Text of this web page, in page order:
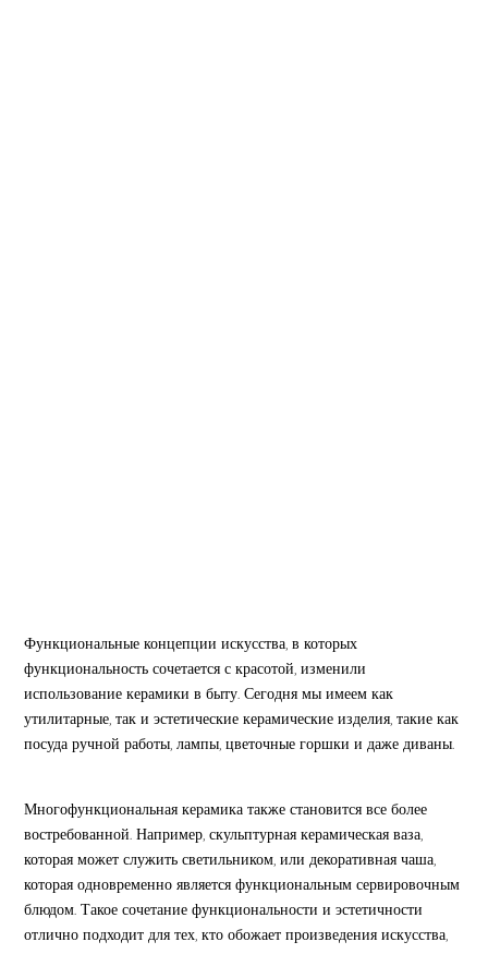
Функциональные концепции искусства, в которых
функциональность сочетается с красотой, изменили
использование керамики в быту. Сегодня мы имеем как
утилитарные, так и эстетические керамические изделия, такие как
посуда ручной работы, лампы, цветочные горшки и даже диваны.
Многофункциональная керамика также становится все более
востребованной. Например, скульптурная керамическая ваза,
которая может служить светильником, или декоративная чаша,
которая одновременно является функциональным сервировочным
блюдом. Такое сочетание функциональности и эстетичности
отлично подходит для тех, кто обожает произведения искусства,